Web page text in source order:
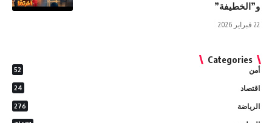
و”الخطيفة”
Categories
أمن 52
اقتصاد 24
الرياضة 276